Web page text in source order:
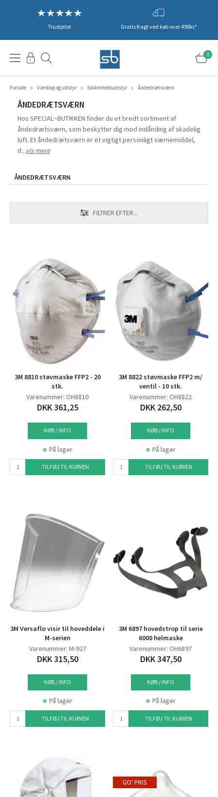
Trustpilot Gratis fragt ved køb over 498kr.*
0
Forside Værktøj og udstyr Sikkerhedsudstyr Åndedrætsværn
ÅNDEDRÆTSVÆRN
Hos SPECIAL~BUTIKKEN finder du et bredt sortiment af
åndedrætsværn, som beskytter dig mod indånding af skadelig
luft. Et åndedrætsværn er et vigtigt personligt værnemiddel,
d...vis mere
ÅNDEDRÆTSVÆRN
FILTRER EFTER...
3M 8810 støvmaske FFP2 - 20
stk.
Varenummer: OH8810
DKK 361,25
KØB / INFO
På lager
TILFØJ TIL KURVEN
3M 8822 støvmaske FFP2 m/
ventil - 10 stk.
Varenummer: OH8822
DKK 262,50
KØB / INFO
På lager
TILFØJ TIL KURVEN
3M Versaflo visir til hoveddele i
M-serien
Varenummer: M-927
DKK 315,50
KØB / INFO
På lager
TILFØJ TIL KURVEN
3M 6897 hovedstrop til serie
6000 helmaske
Varenummer: OH6897
DKK 347,50
KØB / INFO
På lager
TILFØJ TIL KURVEN